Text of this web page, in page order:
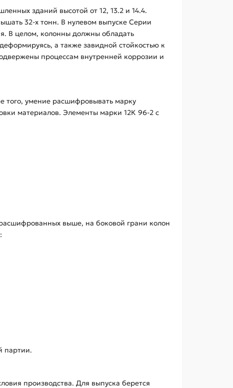
зданий высотой от 12, 13.2 и 14.4.
32-х тонн. В нулевом выпуске Серии
В целом, колонны должны обладать
а также завидной стойкостью к
процессам внутренней коррозии и
того, умение расшифровывать марку
материалов. Элементы марки 12К 96-2 с
выше, на боковой грани колон
партии.
производства. Для выпуска берется